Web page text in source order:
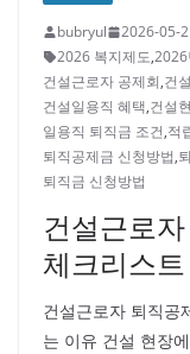
bubryul 2026-05-
2026 복지제도,2026
건설근로자 공제회,건
건설일용직 혜택,건설
일용직 퇴직금 조건,적
퇴직공제금 신청방법,
퇴직금 신청방법
건설근로
체크리스
건설근로자 퇴직공
는 이유 건설 현장